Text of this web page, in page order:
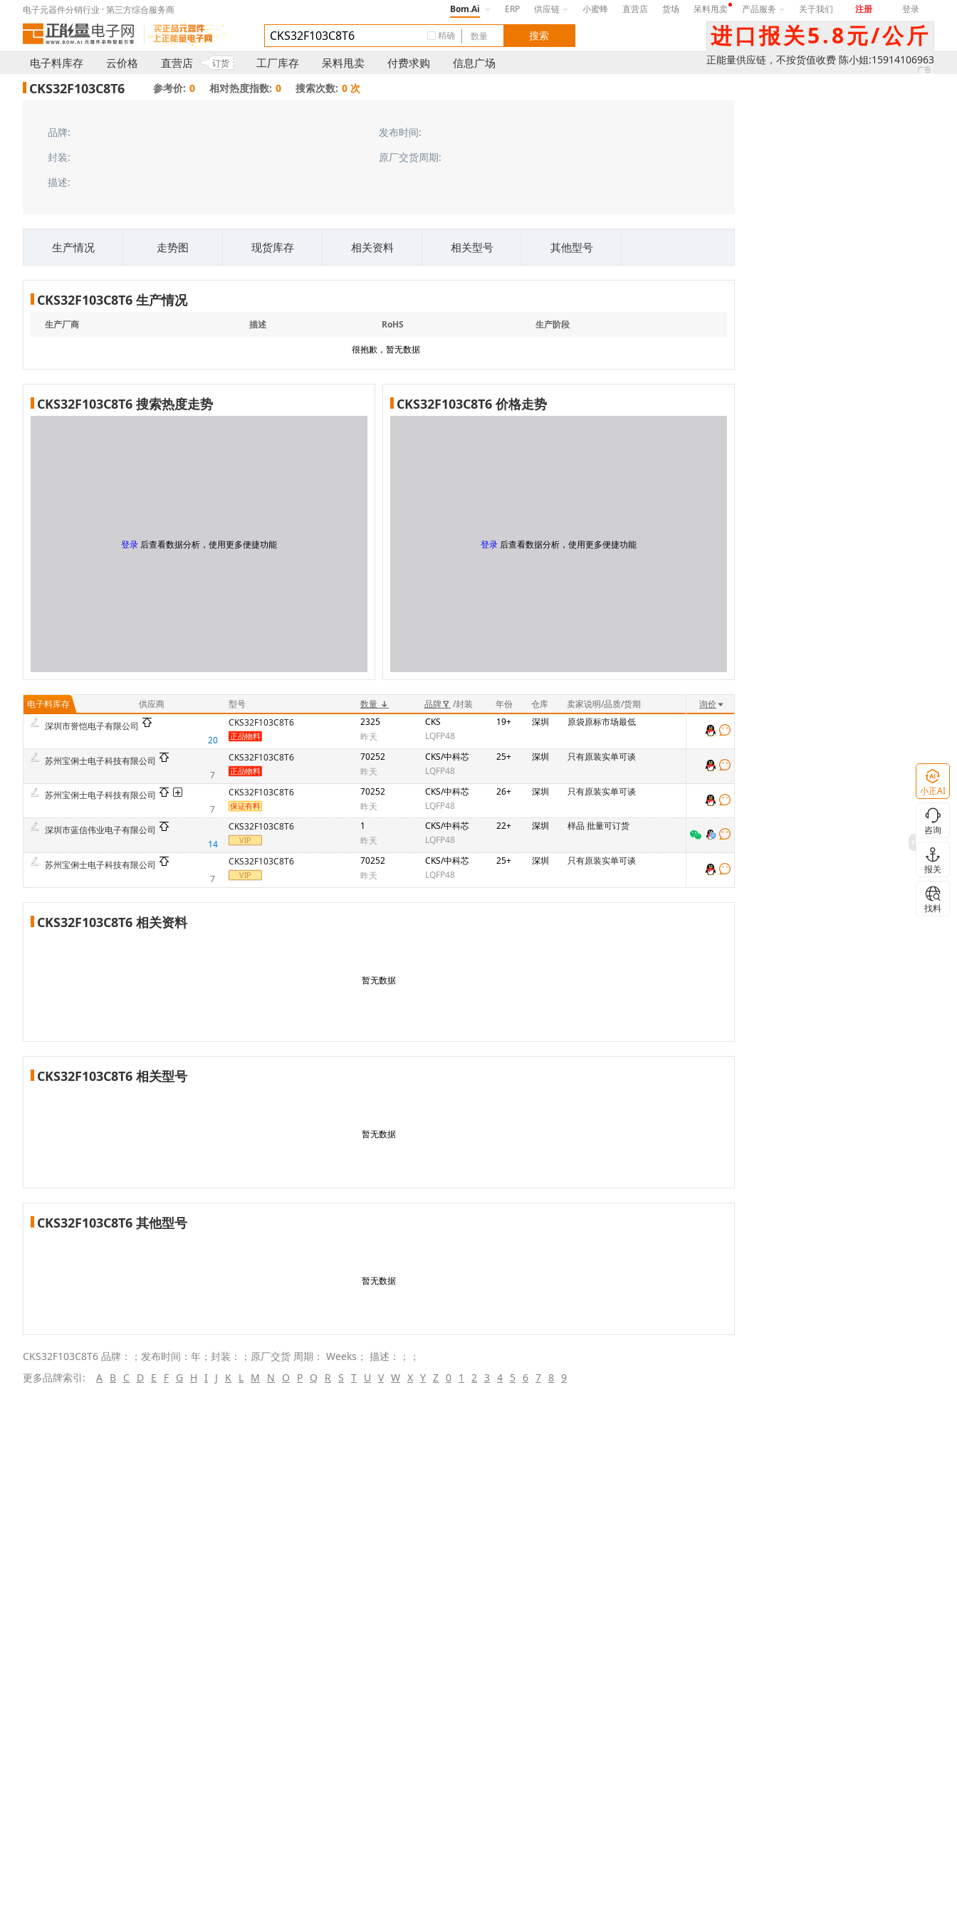
电子元器件分销行业 · 第三方综合服务商 Bom.Ai ERP 供应链 小蜜蜂 直营店 货场 呆料甩卖 产品服务 关于我们 注册 登录
精确 进口报关5.8元/公斤
正能量供应链，不按货值收费 陈小姐:15914106963
电子料库存 云价格 直营店 订货 工厂库存 呆料甩卖 付费求购 信息广场
CKS32F103C8T6 参考价: 0 相对热度指数: 0 搜索次数: 0 次
品牌:
发布时间:
封装:
原厂交货周期:
描述:
生产情况 走势图 现货库存 相关资料 相关型号 其他型号
CKS32F103C8T6 生产情况
生产厂商 描述 RoHS 生产阶段
很抱歉，暂无数据
CKS32F103C8T6 搜索热度走势
登录 后查看数据分析，使用更多便捷功能
CKS32F103C8T6 价格走势
登录 后查看数据分析，使用更多便捷功能
电子料库存 供应商 型号 数量 品牌 /封装 年份 仓库 卖家说明/品质/货期
询价
深圳市誉恺电子有限公司
20
CKS32F103C8T6
2325
昨天
CKS
LQFP48
19+ 深圳 原袋原标市场最低
苏州宝俐士电子科技有限公司
7
CKS32F103C8T6
70252
昨天
CKS/中科芯
LQFP48
25+ 深圳 只有原装实单可谈
苏州宝俐士电子科技有限公司
7
CKS32F103C8T6
70252
昨天
CKS/中科芯
LQFP48
26+ 深圳 只有原装实单可谈
深圳市蓝信伟业电子有限公司
14
CKS32F103C8T6
1
昨天
CKS/中科芯
LQFP48
22+ 深圳 样品 批量可订货
苏州宝俐士电子科技有限公司
7
CKS32F103C8T6
70252
昨天
CKS/中科芯
LQFP48
25+ 深圳 只有原装实单可谈
CKS32F103C8T6 相关资料
暂无数据
CKS32F103C8T6 相关型号
暂无数据
CKS32F103C8T6 其他型号
暂无数据
CKS32F103C8T6 品牌：；发布时间：年；封装：；原厂交货 周期： Weeks； 描述：；；
更多品牌索引:
A B C D E F G H I J K L M N O P Q R S T U V W X Y Z 0 1 2 3 4 5 6 7 8 9
小正AI
咨询
报关
找料